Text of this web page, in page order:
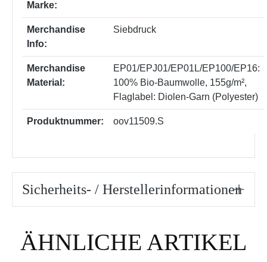
Marke:
Merchandise
Info:
Siebdruck
Merchandise
Material:
EP01/EPJ01/EP01L/EP100/EP16:
100% Bio-Baumwolle, 155g/m²,
Flaglabel: Diolen-Garn (Polyester)
Produktnummer: oov11509.S
Sicherheits- / Herstellerinformationen
ÄHNLICHE ARTIKEL